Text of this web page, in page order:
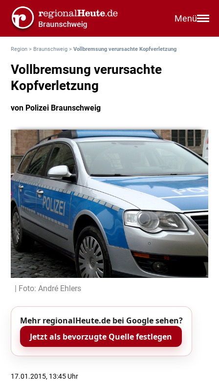
Menü
Region > Braunschweig >Vollbremsung verursachte Kopfverletzung
Vollbremsung verursachte
Kopfverletzung
von Polizei Braunschweig
| Foto: André Ehlers
Mehr regionalHeute.de bei Google sehen?
Jetzt als bevorzugte Quelle festlegen
17.01.2015, 13:45 Uhr